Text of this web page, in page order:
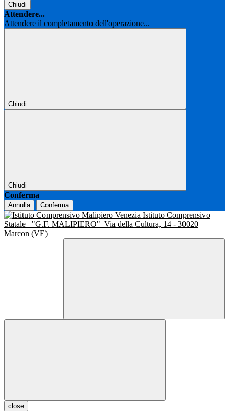
Chiudi
Attendere...
Attendere il completamento dell'operazione...
Chiudi
Chiudi
Conferma
Annulla Conferma
Istituto Comprensivo
Statale
"G.F. MALIPIERO" Via della Cultura, 14 - 30020
Marcon (VE)
close